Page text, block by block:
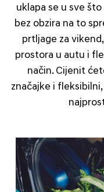
uklapa se u sve
bez obzira na to
prtljage za
prostora u autu i
način. Cijenit
značajke i